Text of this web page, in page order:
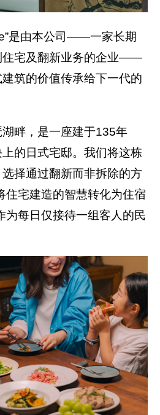
是由本公司——一家长期
住宅及翻新业务的企业——
筑的价值传承给下一代的
畔，是一座建于135年
的日式宅邸。我们将这栋
择通过翻新而非拆除的方
住宅建造的智慧转化为住宿
为每日仅接待一组客人的民